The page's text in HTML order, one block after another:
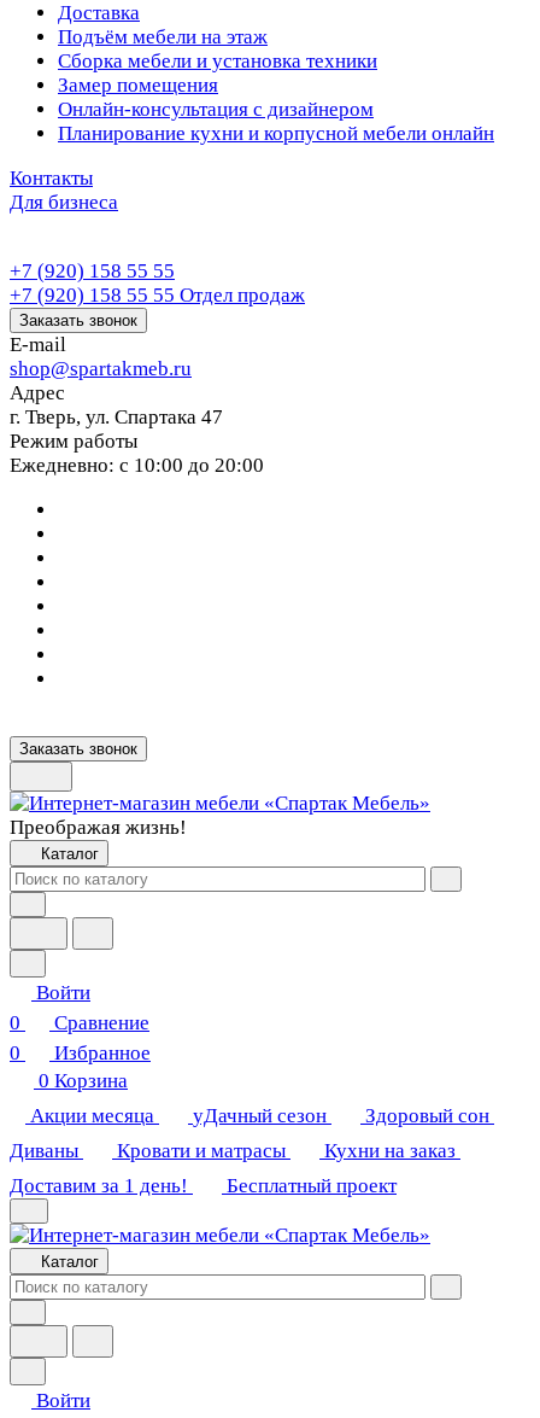
Доставка
Подъём мебели на этаж
Сборка мебели и установка техники
Замер помещения
Онлайн-консультация с дизайнером
Планирование кухни и корпусной мебели онлайн
Контакты
Для бизнеса
+7 (920) 158 55 55
+7 (920) 158 55 55 Отдел продаж
Заказать звонок
E-mail
shop@spartakmeb.ru
Адрес
г. Тверь, ул. Спартака 47
Режим работы
Ежедневно: с 10:00 до 20:00
Заказать звонок
Преображая жизнь!
Каталог
Войти
0
Сравнение
0
Избранное
0 Корзина
Акции месяца
уДачный сезон
Здоровый сон
Диваны
Кровати и матрасы
Кухни на заказ
Доставим за 1 день!
Бесплатный проект
Каталог
Войти